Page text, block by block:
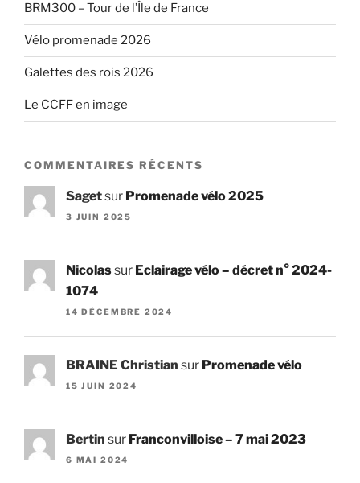
BRM300 – Tour de l’Île de France
Vélo promenade 2026
Galettes des rois 2026
Le CCFF en image
COMMENTAIRES RÉCENTS
Sagetsur Promenade vélo 2025
3 JUIN 2025
Nicolassur Eclairage vélo – décret n° 2024-
1074
14 DÉCEMBRE 2024
BRAINE Christian sur Promenade vélo
15 JUIN 2024
Bertin sur Franconvilloise – 7 mai 2023
6 MAI 2024